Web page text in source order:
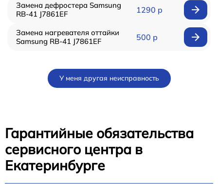
Замена дефростера Samsung
RB-41 J7861EF
1290 р
Замена нагревателя оттайки
Samsung RB-41 J7861EF
500 р
У меня другая неисправность
Гарантийные обязательства
сервисного центра в
Екатеринбурге